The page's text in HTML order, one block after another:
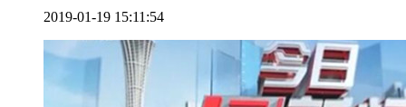
2019-01-19 15:11:54